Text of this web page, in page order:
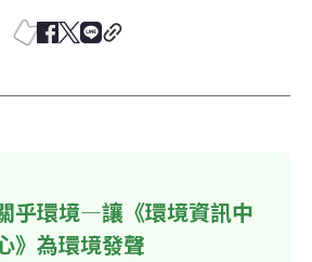
乎環境—讓《環境資訊中
》為環境發聲